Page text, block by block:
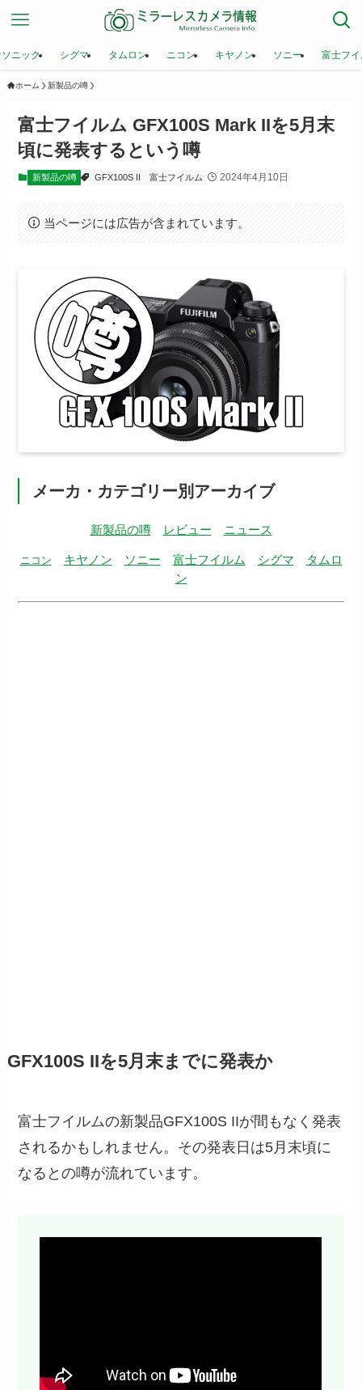
ニック シグマ タムロン ニコン キヤノン ソニー 富士フ
ホーム 新製品の噂
富士フイルム GFX100S Mark IIを5月末
頃に発表するという噂
新製品の噂 GFX100S II 富士フイルム 2024年4月10日
当ページには広告が含まれています。
メーカ・カテゴリー別アーカイブ
新製品の噂 レビュー ニュース
ニコン キヤノン ソニー 富士フイルム シグマ
タムロ
ン
GFX100S IIを5月末までに発表か
富士フイルムの新製品GFX100S IIが間もなく発表
されるかもしれません。その発表日は5月末頃に
なるとの噂が流れています。